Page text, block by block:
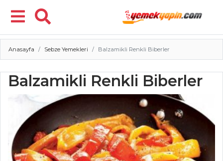
Menü
Anasayfa Sebze Yemekleri Balzamikli Renkli Biberler
Balzamikli Renkli Biberler